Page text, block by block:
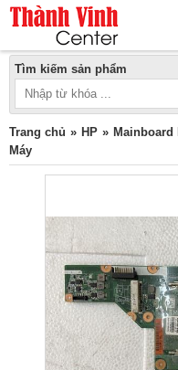
Tìm kiếm sản phẩm
Trang chủ HP
Mainboard
Máy